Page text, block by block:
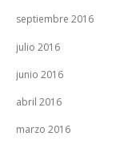
septiembre 2016
julio 2016
junio 2016
abril 2016
marzo 2016